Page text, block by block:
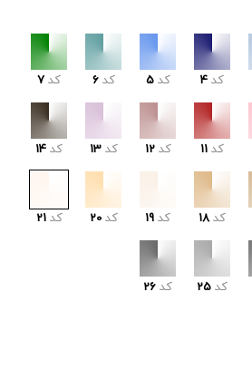
کد 4 کد 5 کد 6 کد 7
کد 11 کد 12 کد 13 کد 14
کد 18 کد 19 کد 20 کد 21
کد 25 کد 26